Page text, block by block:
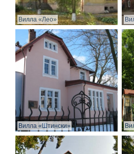
Вилла «Лео»
Вилла «Штински»